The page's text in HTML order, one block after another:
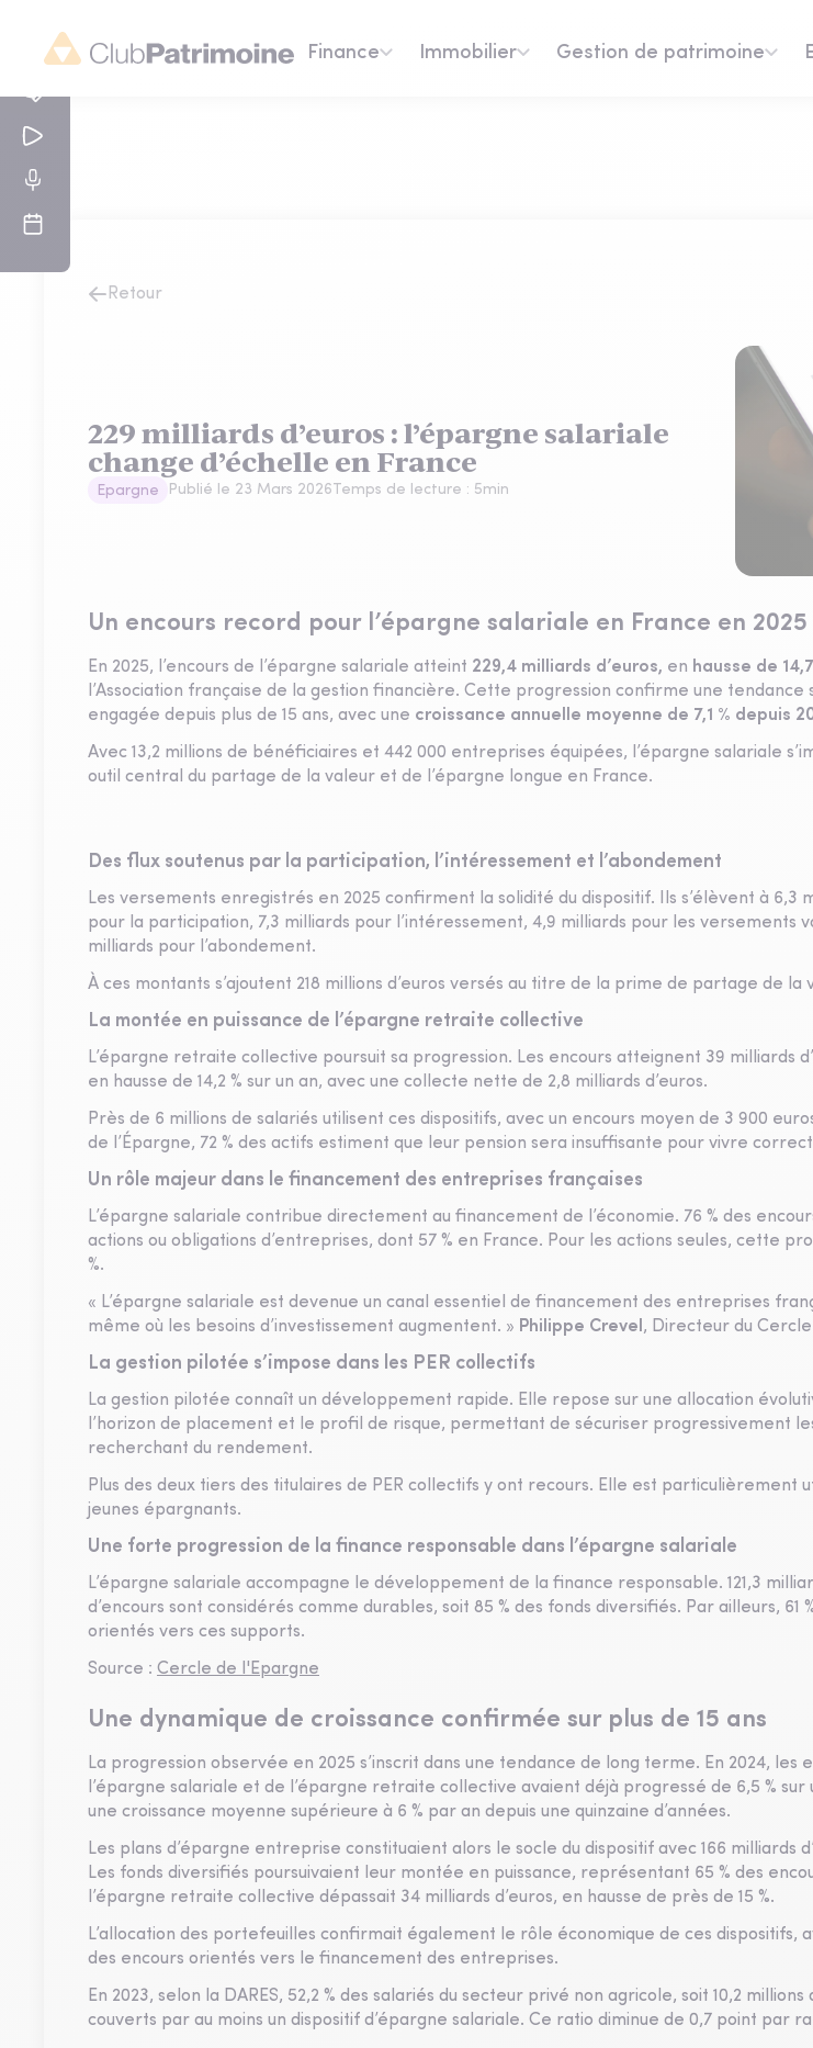
Finance Immobilier Gestion de patrimoine
Retour
229 milliards d’euros : l’épargne salariale
change d’échelle en France
Epargne Publié le 23 Mars 2026Temps de lecture : 5min
Un encours record pour l’épargne salariale en France en 2025
En 2025, l’encours de l’épargne salariale atteint 229,4 milliards d’euros, en hausse de
l’Association française de la gestion financière. Cette progression confirme une tendance
engagée depuis plus de 15 ans, avec une croissance annuelle moyenne de 7,1 % depuis
Avec 13,2 millions de bénéficiaires et 442 000 entreprises équipées, l’épargne salariale
outil central du partage de la valeur et de l’épargne longue en France.
Des flux soutenus par la participation, l’intéressement et l’abondement
Les versements enregistrés en 2025 confirment la solidité du dispositif. Ils s’élèvent à 6,3
pour la participation, 7,3 milliards pour l’intéressement, 4,9 milliards pour les versements
milliards pour l’abondement.
À ces montants s’ajoutent 218 millions d’euros versés au titre de la prime de partage de la
La montée en puissance de l’épargne retraite collective
L’épargne retraite collective poursuit sa progression. Les encours atteignent 39 milliards
en hausse de 14,2 % sur un an, avec une collecte nette de 2,8 milliards d’euros.
Près de 6 millions de salariés utilisent ces dispositifs, avec un encours moyen de 3 900
de l’Épargne, 72 % des actifs estiment que leur pension sera insuffisante pour vivre
Un rôle majeur dans le financement des entreprises françaises
L’épargne salariale contribue directement au financement de l’économie. 76 % des
actions ou obligations d’entreprises, dont 57 % en France. Pour les actions seules, cette
%.
« L’épargne salariale est devenue un canal essentiel de financement des entreprises
même où les besoins d’investissement augmentent. » Philippe Crevel , Directeur du Cercle
La gestion pilotée s’impose dans les PER collectifs
La gestion pilotée connaît un développement rapide. Elle repose sur une allocation
l’horizon de placement et le profil de risque, permettant de sécuriser progressivement
recherchant du rendement.
Plus des deux tiers des titulaires de PER collectifs y ont recours. Elle est particulièrement
jeunes épargnants.
Une forte progression de la finance responsable dans l’épargne salariale
L’épargne salariale accompagne le développement de la finance responsable. 121,3
d’encours sont considérés comme durables, soit 85 % des fonds diversifiés. Par ailleurs, 61
orientés vers ces supports.
Source : Cercle de l'Epargne
Une dynamique de croissance confirmée sur plus de 15 ans
La progression observée en 2025 s’inscrit dans une tendance de long terme. En 2024, les
l’épargne salariale et de l’épargne retraite collective avaient déjà progressé de 6,5 % sur
une croissance moyenne supérieure à 6 % par an depuis une quinzaine d’années.
Les plans d’épargne entreprise constituaient alors le socle du dispositif avec 166 milliards
Les fonds diversifiés poursuivaient leur montée en puissance, représentant 65 % des
l’épargne retraite collective dépassait 34 milliards d’euros, en hausse de près de 15 %.
L’allocation des portefeuilles confirmait également le rôle économique de ces dispositifs,
des encours orientés vers le financement des entreprises.
En 2023, selon la DARES, 52,2 % des salariés du secteur privé non agricole, soit 10,2
couverts par au moins un dispositif d’épargne salariale. Ce ratio diminue de 0,7 point par